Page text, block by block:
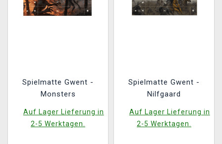
Spielmatte Gwent -
Monsters
Auf Lager Lieferung in
2-5 Werktagen.
Spielmatte Gwent -
Nilfgaard
Auf Lager Lieferung in
2-5 Werktagen.